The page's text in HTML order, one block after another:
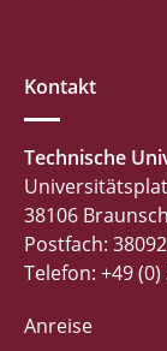
Kontakt
Technische
38106
Postfach:
Telefon: +49 (0)
Anreise